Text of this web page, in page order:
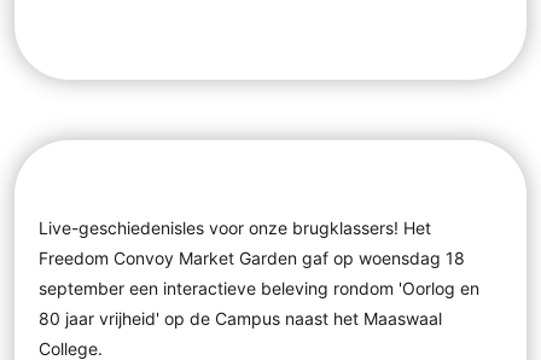
Live-geschiedenisles voor onze brugklassers! Het
Freedom Convoy Market Garden gaf op woensdag 18
september een interactieve beleving rondom 'Oorlog en
80 jaar vrijheid' op de Campus naast het Maaswaal
College.